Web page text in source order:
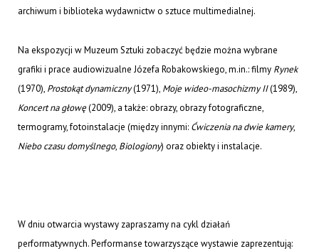
archiwum i biblioteka wydawnictw o sztuce multimedialnej.
Na ekspozycji w Muzeum Sztuki zobaczyć będzie można wybrane
grafiki i prace audiowizualne Józefa Robakowskiego, m.in.: filmy Rynek
(1970), Prostokąt dynamiczny(1971), Moje wideo-masochizmy II(1989),
Koncert na głowę(2009), a także: obrazy, obrazy fotograficzne,
termogramy, fotoinstalacje (między innymi: Ćwiczenia na dwie kamery,
Niebo czasu domyślnego, Biologiony) oraz obiekty i instalacje.
W dniu otwarcia wystawy zapraszamy na cykl działań
performatywnych. Performanse towarzyszące wystawie zaprezentują: